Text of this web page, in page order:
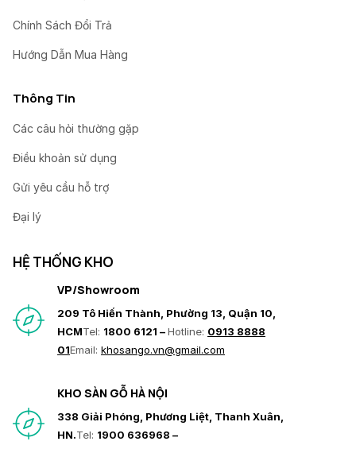
Chính Sách Đổi Trả
Hướng Dẫn Mua Hàng
Thông Tin
Các câu hỏi thường gặp
Điều khoản sử dụng
Gửi yêu cầu hỗ trợ
Đại lý
HỆ THỐNG KHO
VP/Showroom
209 Tô Hiến Thành, Phường 13, Quận 10,
HCMTel: 1800 6121 –Hotline: 0913 8888
01Email: khosango.vn@gmail.com
KHO SÀN GỖ HÀ NỘI
338 Giải Phóng, Phương Liệt, Thanh Xuân,
HN.Tel: 1900 636968 –